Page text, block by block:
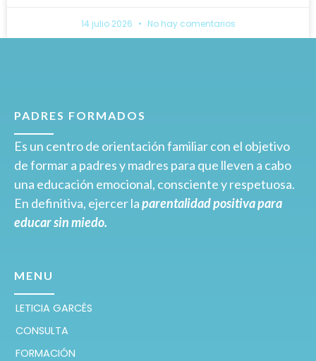
14 julio 2026 No hay comentarios
PADRES FORMADOS
Es un centro de orientación familiar con el objetivo
de formar a padres y madres para que lleven a cabo
una educación emocional, consciente y respetuosa.
En definitiva, ejercer laparentalidad positiva para
educar sin miedo.
MENU
LETICIA GARCÉS
CONSULTA
FORMACIÓN